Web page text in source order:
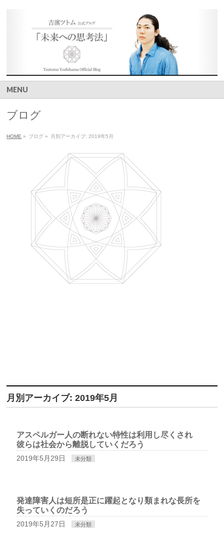
MENU
ブログ
HOME » ブログ » 月別アーカイブ: 2019年5月
月別アーカイブ: 2019年5月
アスペルガー人の断れない特性は利用し尽くされ
彼らは社会から離脱していくだろう
2019年5月29日 未分類
発達障害人は短所是正に躍起となり類まれな長所を
失っていくのだろう
2019年5月27日 未分類